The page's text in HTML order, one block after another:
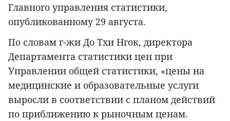
Главного управления статистики,
опубликованному 29 августа.
По словам г-жи До Тхи Нгок, директора
Департамента статистики цен при
Управлении общей статистики, «цены на
медицинские и образовательные услуги
выросли в соответствии с планом действий
по приближению к рыночным ценам.